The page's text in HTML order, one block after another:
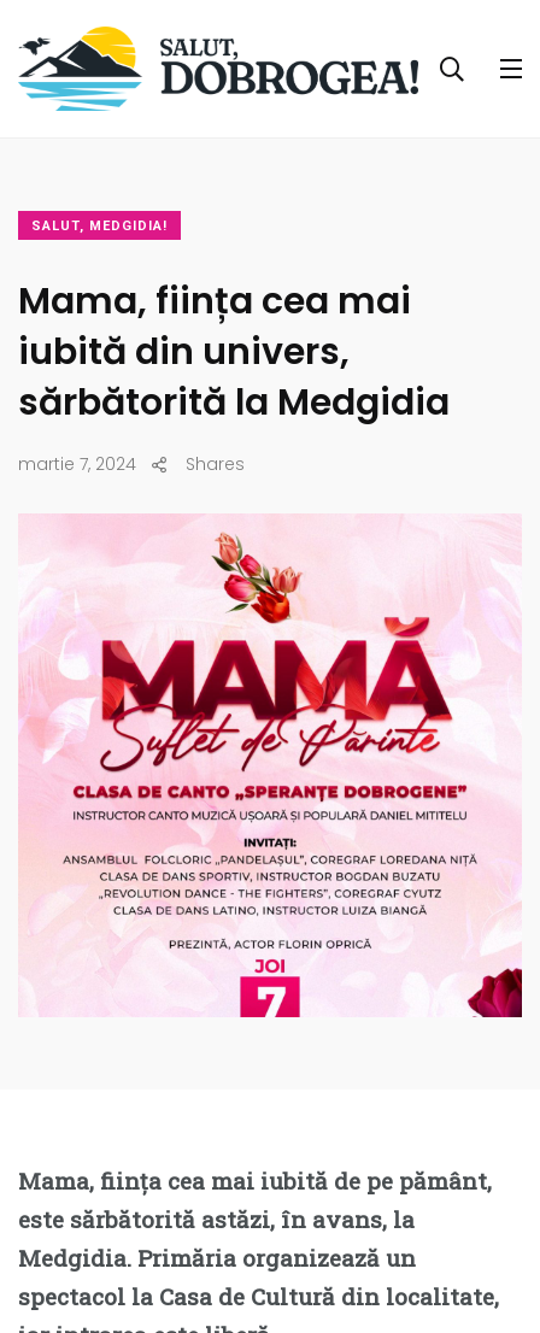
SALUT, MEDGIDIA!
Mama, ființa cea mai
iubită din univers,
sărbătorită la Medgidia
martie 7, 2024 Shares
Mama, ființa cea mai iubită de pe pământ,
este sărbătorită astăzi, în avans, la
Medgidia. Primăria organizează un
spectacol la Casa de Cultură din localitate,